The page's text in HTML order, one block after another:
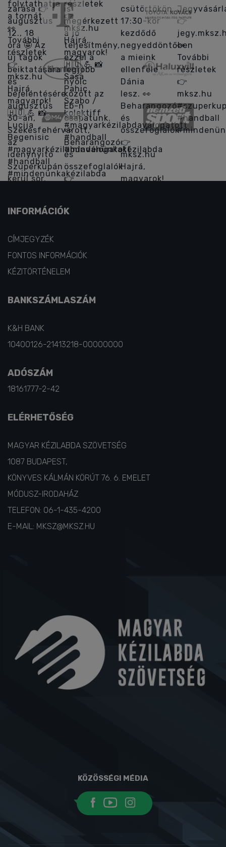
INFORMÁCIÓK
CÍMJEGYZÉK
FONTOS INFORMÁCIÓK
KÉZITÖRTÉNELEM
BANKSZÁMLASZÁM
K&H BANK
10400126-21413218-00000000
ADÓSZÁM
18161777-2-42
ELÉRHETŐSÉG
MAGYAR KÉZILABDA SZÖVETSÉG
1087 BUDAPEST,
KÖNYVES KÁLMÁN KÖRÚT 76. 6. EMELET
MÓDUSZ-IRODAHÁZ
TELEFON: 06-1-435-4200
E-MAIL: MKSZ@MKSZ.HU
KÖZÖSSÉGI MÉDIA